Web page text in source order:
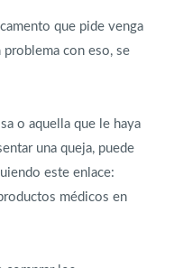
que pide venga
con eso, se
o aquella que le haya
una queja, puede
este enlace:
médicos en